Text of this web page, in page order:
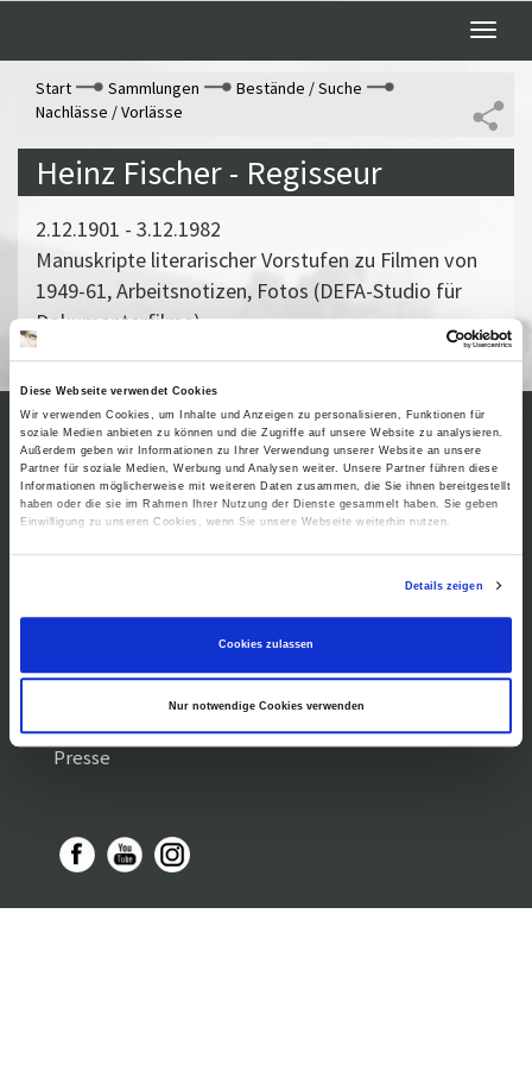
Diese Webseite verwendet Cookies
Wir verwenden Cookies, um Inhalte und Anzeigen zu personalisieren, Funktionen für
soziale Medien anbieten zu können und die Zugriffe auf unsere Website zu analysieren.
Außerdem geben wir Informationen zu Ihrer Verwendung unserer Website an unsere
Partner für soziale Medien, Werbung und Analysen weiter. Unsere Partner führen diese
Informationen möglicherweise mit weiteren Daten zusammen, die Sie ihnen bereitgestellt
haben oder die sie im Rahmen Ihrer Nutzung der Dienste gesammelt haben. Sie geben
Einwilligung zu unseren Cookies, wenn Sie unsere Webseite weiterhin nutzen.
Details zeigen
Cookies zulassen
Nur notwendige Cookies verwenden
Toggle
Start
Sammlungen
Bestände / Suche
Nachlässe / Vorlässe
Heinz Fischer - Regisseur
2.12.1901 - 3.12.1982
Manuskripte literarischer Vorstufen zu Filmen von
1949-61, Arbeitsnotizen, Fotos (DEFA-Studio für
Dokumentarfilme)
Kontakt / Anfahrt
Öffnungszeiten /
Preise
Freundeskreis
Vermietung
Barrierefreiheit
Presse
Impressum
Sitemap
Datenschutz